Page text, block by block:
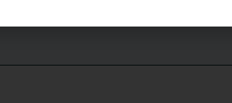
à idade e ao envelhecimento.